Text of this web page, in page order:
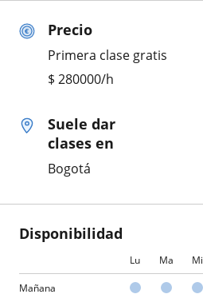
Precio
Primera clase gratis
$ 280000/h
Suele dar
clases en
Bogotá
Disponibilidad
Lu Ma Mi
Mañana